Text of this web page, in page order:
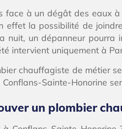
face à un dégât des eaux
effet la possibilité de
nuit, un dépanneur pourra
intervient uniquement à
chauffagiste de métier
Conflans-Sainte-Honorine
un plombier